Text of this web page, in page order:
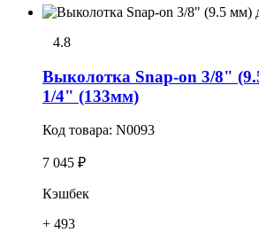
4.8
Выколотка Snap-on 3/8"
1/4" (133мм)
Код товара: N0093
7 045 ₽
Кэшбек
+ 493